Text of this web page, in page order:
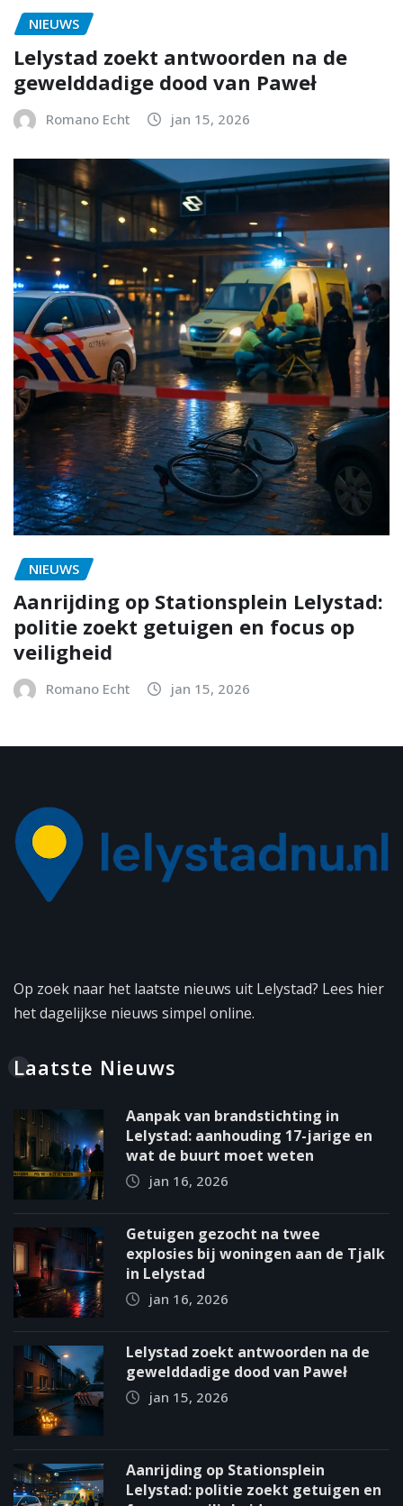
NIEUWS
Lelystad zoekt antwoorden na de
gewelddadige dood van Paweł
Romano Echt jan 15, 2026
NIEUWS
Aanrijding op Stationsplein Lelystad:
politie zoekt getuigen en focus op
veiligheid
Romano Echt jan 15, 2026
Op zoek naar het laatste nieuws uit Lelystad? Lees hier
het dagelijkse nieuws simpel online.
Laatste Nieuws
Aanpak van brandstichting in
Lelystad: aanhouding 17-jarige en
wat de buurt moet weten
jan 16, 2026
Getuigen gezocht na twee
explosies bij woningen aan de Tjalk
in Lelystad
jan 16, 2026
Lelystad zoekt antwoorden na de
gewelddadige dood van Paweł
jan 15, 2026
Aanrijding op Stationsplein
Lelystad: politie zoekt getuigen en